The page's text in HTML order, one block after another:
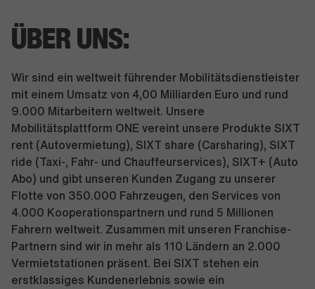
ÜBER UNS:
Wir sind ein weltweit führender Mobilitätsdienstleister
mit einem Umsatz von 4,00 Milliarden Euro und rund
9.000 Mitarbeitern weltweit. Unsere
Mobilitätsplattform ONE vereint unsere Produkte SIXT
rent (Autovermietung), SIXT share (Carsharing), SIXT
ride (Taxi-, Fahr- und Chauffeurservices), SIXT+ (Auto
Abo) und gibt unseren Kunden Zugang zu unserer
Flotte von 350.000 Fahrzeugen, den Services von
4.000 Kooperationspartnern und rund 5 Millionen
Fahrern weltweit. Zusammen mit unseren Franchise-
Partnern sind wir in mehr als 110 Ländern an 2.000
Vermietstationen präsent. Bei SIXT stehen ein
erstklassiges Kundenerlebnis sowie ein